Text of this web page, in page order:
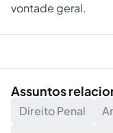
vontade geral.
Assuntos
Direito Penal